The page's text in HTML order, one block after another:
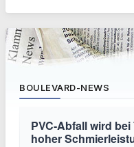
BOULEVARD-NEWS
PVC-Abfall wird
hoher